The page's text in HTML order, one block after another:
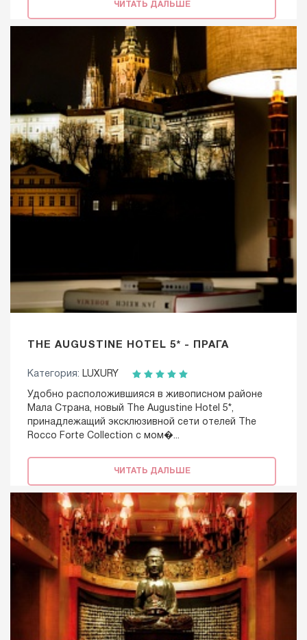
ЧИТАТЬ ДАЛЬШЕ
THE AUGUSTINE HOTEL 5* - ПРАГА
Категория: LUXURY
Удобно расположившияся в живописном районе
Мала Страна, новый The Augustine Hotel 5*,
принадлежащий эксклюзивной сети отелей The
Rocco Forte Collection с мом�...
ЧИТАТЬ ДАЛЬШЕ